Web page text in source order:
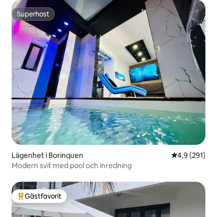
Superhost
Superhost
Lägenhet i Borinquen 4,9 av 5 i
4,9 (291)
Modern svit med pool och inredning
Populär gästfavorit
Gästfavorit